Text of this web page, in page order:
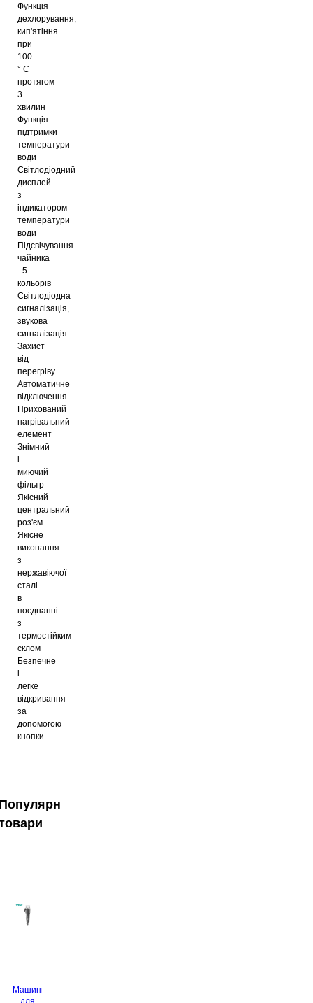
Функція
дехлорування,
кип'ятіння
при
100
° C
протягом
3
хвилин
Функція
підтримки
температури
води
Світлодіодний
дисплей
з
індикатором
температури
води
Підсвічування
чайника
- 5
кольорів
Світлодіодна
сигналізація,
звукова
сигналізація
Захист
від
перегріву
Автоматичне
відключення
Прихований
нагрівальний
елемент
Знімний
і
миючий
фільтр
Якісний
центральний
роз'єм
Якісне
виконання
з
нержавіючої
сталі
в
поєднанні
з
термостійким
склом
Безпечне
і
легке
відкривання
за
допомогою
кнопки
Машинка
для